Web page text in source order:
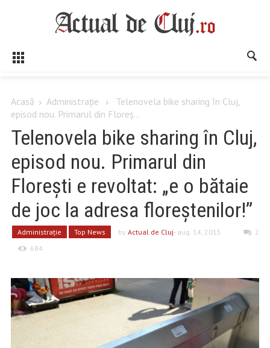
Acasă Administrație
Telenovela bike sharing în Cluj,
episod nou. Primarul din Floreș...
Telenovela bike sharing în Cluj,
episod nou. Primarul din
Florești e revoltat: „e o bătaie
de joc la adresa floreștenilor!”
Administrație Top News byActual de Cluj- aug. 14, 2015
2
684